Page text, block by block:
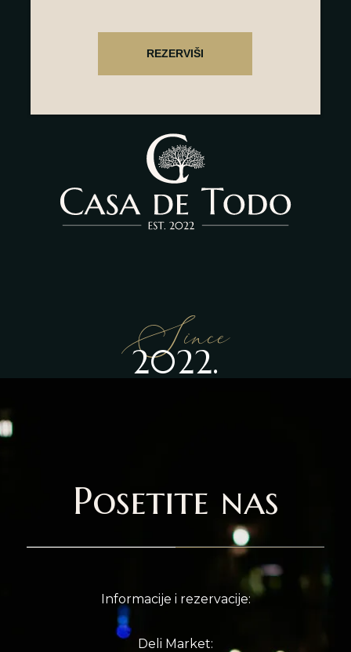
Since
2022.
Posetite nas
Informacije i rezervacije:
Deli Market: